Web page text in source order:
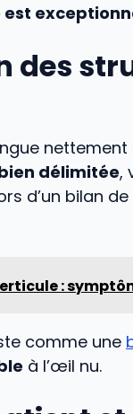
des
délimitée,
d’un bilan
:
comme une
à l’œil nu.